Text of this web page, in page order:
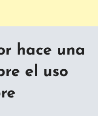
hace una
el uso